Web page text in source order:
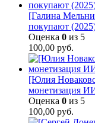
[Галина
покупают
Оценка 0 из 5
100,00 руб.
[Юлия
монетизация
Оценка 0 из 5
100,00 руб.